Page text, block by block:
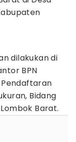
dilakukan di
BPN
Bidang
Barat.